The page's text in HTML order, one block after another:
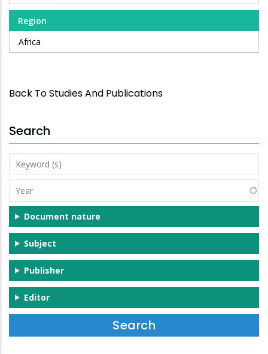
Region
Africa
Back To Studies And Publications
Search
Keyword
(s)
Year
Document nature
Subject
Publisher
Editor